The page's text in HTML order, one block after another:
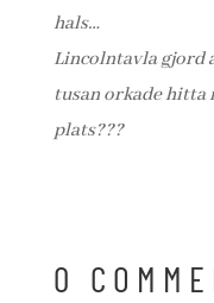
hals…
Lincolntavla gjord
tusan orkade hitta
plats???
0